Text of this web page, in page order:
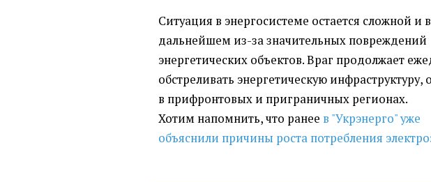
Ситуация в энергосистеме остается сложной и в
дальнейшем из-за значительных повреждений
энергетических объектов. Враг продолжает
обстреливать энергетическую инфраструктуру,
в прифронтовых и приграничных регионах.
Хотим напомнить, что ранее в "Укрэнерго" уже
объяснили причины роста потребления